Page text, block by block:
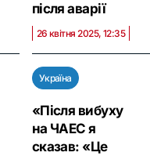
після аварії
26 квітня 2025, 12:35
Україна
«Після вибуху
на ЧАЕС я
сказав: «Це